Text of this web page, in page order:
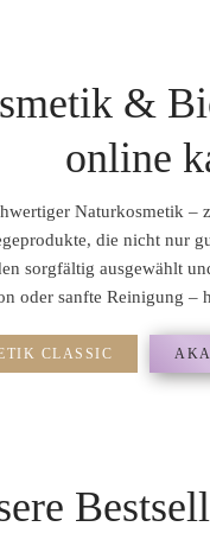
&
online
Naturkosmetik
die nicht nur
sorgfältig ausgewählt
oder sanfte Reinigung –
CLASSIC